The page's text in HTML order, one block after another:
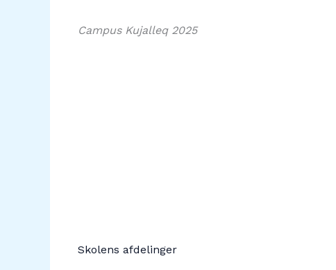
Campus Kujalleq 2025
Skolens afdelinger